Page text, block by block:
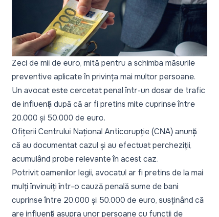
Zeci de mii de euro, mită pentru a schimba măsurile
preventive aplicate în privința mai multor persoane.
Un avocat este cercetat penal într-un dosar de trafic
de influență după că ar fi pretins mite cuprinse între
20.000 și 50.000 de euro.
Ofițerii Centrului Național Anticorupție (CNA) anunță
că au documentat cazul și au efectuat percheziții,
acumulând probe relevante în acest caz.
Potrivit oamenilor legii, avocatul ar fi pretins de la mai
mulți învinuiți într-o cauză penală sume de bani
cuprinse între 20.000 și 50.000 de euro, susținând că
are influență asupra unor persoane cu funcții de